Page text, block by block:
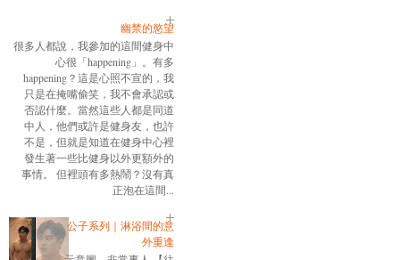
幽禁的慾望
很多人都說，我參加的這間健身中
心很「happening」。有多
happening？這是心照不宣的，我
只是在掩嘴偷笑，我不會承認或
否認什麼。當然這些人都是同道
中人，他們或許是健身友，也許
不是，但就是知道在健身中心裡
發生著一些比健身以外更額外的
事情。 但裡頭有多熱鬧？沒有真
正泡在這間...
公子系列｜淋浴間的意
外重逢